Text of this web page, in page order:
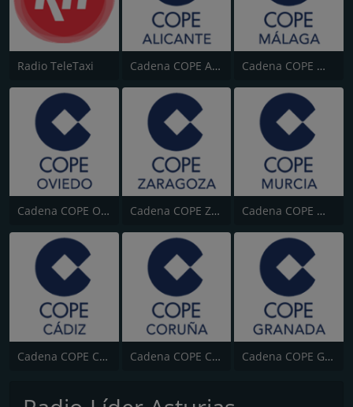
Radio TeleTaxi Cadena COPE Alicante Cadena COPE Málaga
Cadena COPE Oviedo Cadena COPE Zaragoza Cadena COPE Murcia
Cadena COPE Cádiz Cadena COPE Coruña Cadena COPE Granada